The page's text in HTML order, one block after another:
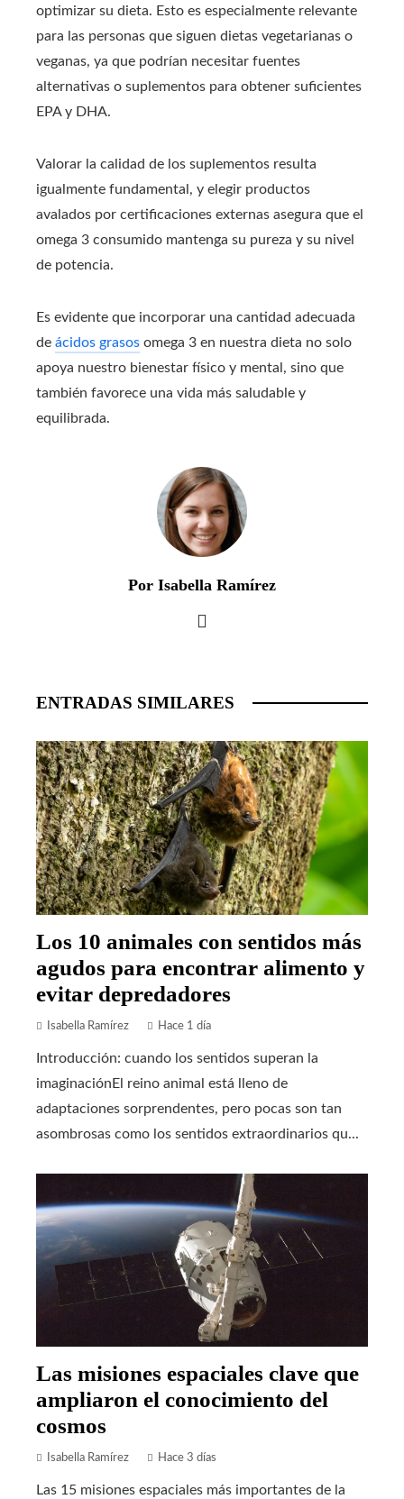
optimizar su dieta. Esto es especialmente relevante
para las personas que siguen dietas vegetarianas o
veganas, ya que podrían necesitar fuentes
alternativas o suplementos para obtener suficientes
EPA y DHA.
Valorar la calidad de los suplementos resulta
igualmente fundamental, y elegir productos
avalados por certificaciones externas asegura que el
omega 3 consumido mantenga su pureza y su nivel
de potencia.
Es evidente que incorporar una cantidad adecuada
de ácidos grasos omega 3 en nuestra dieta no solo
apoya nuestro bienestar físico y mental, sino que
también favorece una vida más saludable y
equilibrada.
Por Isabella Ramírez
ENTRADAS SIMILARES
Los 10 animales con sentidos más
agudos para encontrar alimento y
evitar depredadores
Isabella Ramírez Hace 1 día
Introducción: cuando los sentidos superan la
imaginaciónEl reino animal está lleno de
adaptaciones sorprendentes, pero pocas son tan
asombrosas como los sentidos extraordinarios qu...
Las misiones espaciales clave que
ampliaron el conocimiento del
cosmos
Isabella Ramírez Hace 3 días
Las 15 misiones espaciales más importantes de la